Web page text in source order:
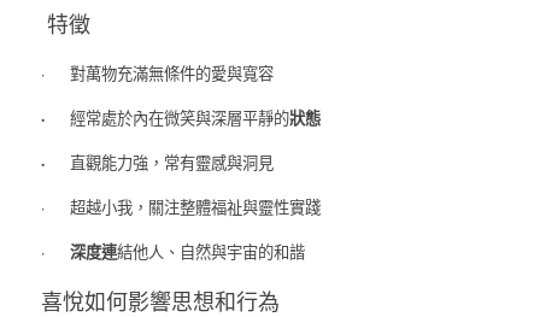
特徵
·       對萬物充滿無條件的愛與寬容
· 經常處於內在微笑與深層平靜的狀態
·
  直觀能力強，常有靈感與洞見
·       超越小我，關注整體福祉與靈性實踐
·
      深度連
結他人、自然與宇宙的和諧
喜悅如何影響思想和行為